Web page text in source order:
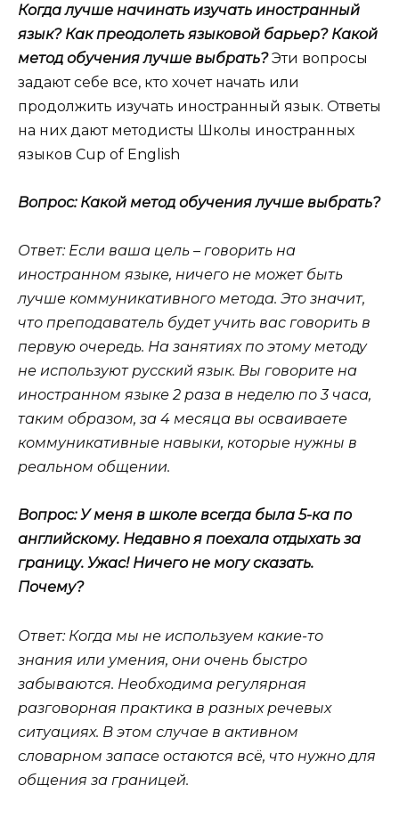
Когда лучше начинать изучать иностранный
язык? Как преодолеть языковой барьер? Какой
метод обучения лучше выбрать?Эти вопросы
задают себе все, кто хочет начать или
продолжить изучать иностранный язык. Ответы
на них дают методисты Школы иностранных
языков Cup of English
Вопрос: Какой метод обучения лучше выбрать?
Ответ: Если ваша цель – говорить на
иностранном языке, ничего не может быть
лучше коммуникативного метода. Это значит,
что преподаватель будет учить вас говорить в
первую очередь. На занятиях по этому методу
не используют русский язык. Вы говорите на
иностранном языке 2 раза в неделю по 3 часа,
таким образом, за 4 месяца вы осваиваете
коммуникативные навыки, которые нужны в
реальном общении.
Вопрос: У меня в школе всегда была 5-ка по
английскому. Недавно я поехала отдыхать за
границу. Ужас! Ничего не могу сказать.
Почему?
Ответ: Когда мы не используем какие-то
знания или умения, они очень быстро
забываются. Необходима регулярная
разговорная практика в разных речевых
ситуациях. В этом случае в активном
словарном запасе остаются всё, что нужно для
общения за границей.